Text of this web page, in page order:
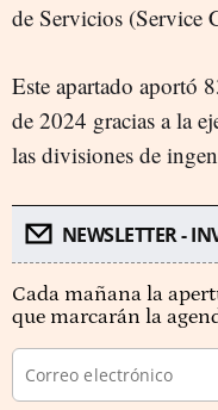
de Servicios (Service
Este apartado aportó
de 2024 gracias a la
las divisiones de
NEWSLETTER -
Cada mañana la
que marcarán la